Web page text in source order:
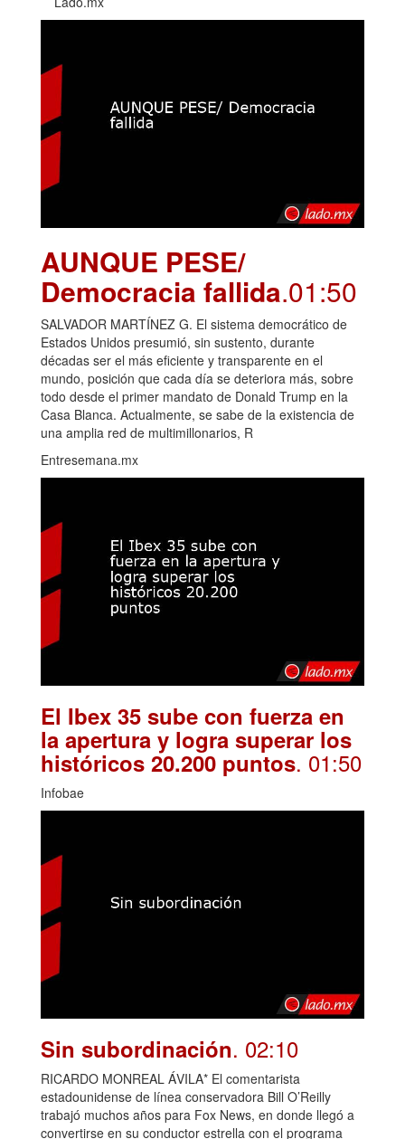
AUNQUE PESE/
Democracia fallida.01:50
SALVADOR MARTÍNEZ G. El sistema democrático de
Estados Unidos presumió, sin sustento, durante
décadas ser el más eficiente y transparente en el
mundo, posición que cada día se deteriora más, sobre
todo desde el primer mandato de Donald Trump en la
Casa Blanca. Actualmente, se sabe de la existencia de
una amplia red de multimillonarios, R
Entresemana.mx
El Ibex 35 sube con fuerza en
la apertura y logra superar los
históricos 20.200 puntos. 01:50
Infobae
Sin subordinación. 02:10
RICARDO MONREAL ÁVILA* El comentarista
estadounidense de línea conservadora Bill O’Reilly
trabajó muchos años para Fox News, en donde llegó a
convertirse en su conductor estrella con el programa